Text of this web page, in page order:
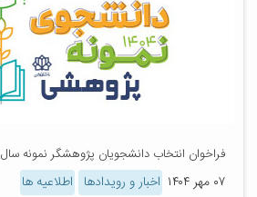
فراخوان انتخاب دانشجویان پژوهشگر نمونه سال ۱۴۰۴
۰۷ مهر ۱۴۰۴ اخبار و رویدادها اطلاعیه ها